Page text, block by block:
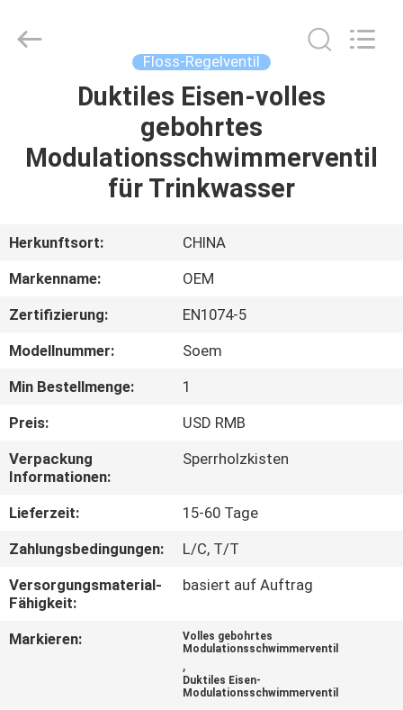
STARTSEITE
PRODUKTE
ÜBER
FABRIK
TOUR
QUALITÄTSKONTROLLE
KONTAKT
BLOG
REFERENZEN
Management
Services
Floss-Regelventil
Duktiles Eisen-volles
gebohrtes
Modulationsschwimmerventil
für Trinkwasser
Herkunftsort:
CHINA
Markenname:
OEM
Zertifizierung:
EN1074-5
Modellnummer:
Soem
Min Bestellmenge:
1
Preis:
USD RMB
Verpackung
Informationen:
Sperrholzkisten
Lieferzeit:
15-60 Tage
Zahlungsbedingungen:
L/C, T/T
Versorgungsmaterial-
Fähigkeit:
basiert auf Auftrag
Markieren:
Volles gebohrtes
Modulationsschwimmerventil
,
Duktiles Eisen-
Modulationsschwimmerventil